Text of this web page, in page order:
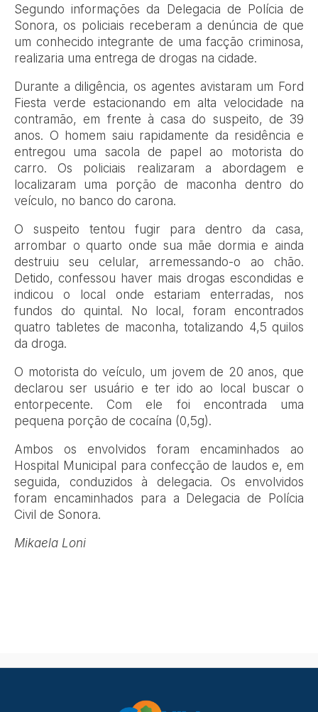
Segundo informações da Delegacia de Polícia de
Sonora, os policiais receberam a denúncia de que
um conhecido integrante de uma facção criminosa,
realizaria uma entrega de drogas na cidade.
Durante a diligência, os agentes avistaram um Ford
Fiesta verde estacionando em alta velocidade na
contramão, em frente à casa do suspeito, de 39
anos. O homem saiu rapidamente da residência e
entregou uma sacola de papel ao motorista do
carro. Os policiais realizaram a abordagem e
localizaram uma porção de maconha dentro do
veículo, no banco do carona.
O suspeito tentou fugir para dentro da casa,
arrombar o quarto onde sua mãe dormia e ainda
destruiu seu celular, arremessando-o ao chão.
Detido, confessou haver mais drogas escondidas e
indicou o local onde estariam enterradas, nos
fundos do quintal. No local, foram encontrados
quatro tabletes de maconha, totalizando 4,5 quilos
da droga.
O motorista do veículo, um jovem de 20 anos, que
declarou ser usuário e ter ido ao local buscar o
entorpecente. Com ele foi encontrada uma
pequena porção de cocaína (0,5g).
Ambos os envolvidos foram encaminhados ao
Hospital Municipal para confecção de laudos e, em
seguida, conduzidos à delegacia. Os envolvidos
foram encaminhados para a Delegacia de Polícia
Civil de Sonora.
Mikaela Loni